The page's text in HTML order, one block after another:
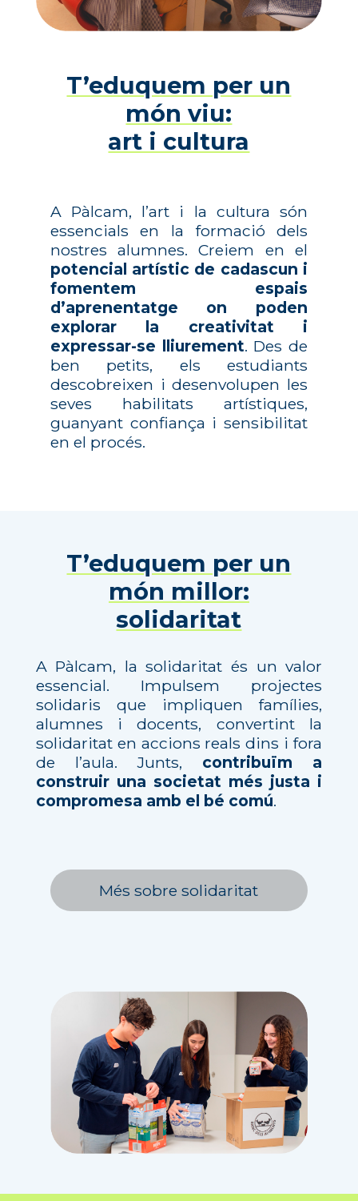
T’eduquem per un
món viu:
art i cultura
A Pàlcam, l’art i la cultura són
essencials en la formació dels
nostres alumnes. Creiem en el
potencial artístic de cadascun i
fomentem espais
d’aprenentatge on poden
explorar la creativitat i
expressar-se lliurement. Des de
ben petits, els estudiants
descobreixen i desenvolupen les
seves habilitats artístiques,
guanyant confiança i sensibilitat
en el procés.
T’eduquem per un
món millor:
solidaritat
A Pàlcam, la solidaritat és un valor
essencial. Impulsem projectes
solidaris que impliquen famílies,
alumnes i docents, convertint la
solidaritat en accions reals dins i fora
de l’aula. Junts, contribuïm a
construir una societat més justa i
compromesa amb el bé comú.
Més sobre solidaritat